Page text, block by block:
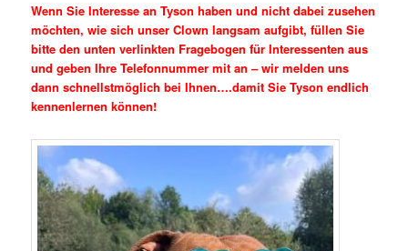
Wenn Sie Interesse an Tyson haben und nicht dabei zusehen
möchten, wie sich unser Clown langsam aufgibt, füllen Sie
bitte den unten verlinkten Fragebogen für Interessenten aus
und geben Ihre Telefonnummer mit an – wir melden uns
dann schnellstmöglich bei Ihnen….damit Sie Tyson endlich
kennenlernen können!